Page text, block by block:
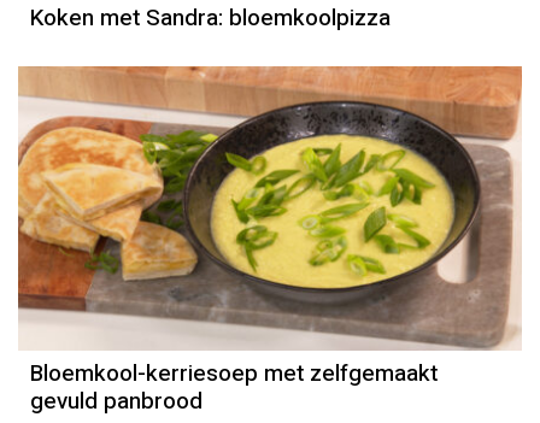
Koken met Sandra: bloemkoolpizza
Recept
Mounir Toub
Bloemkool-kerriesoep met zelfgemaakt
gevuld panbrood